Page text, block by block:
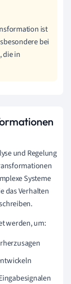
ist
bei
die in
und Regelung
Systeme
das Verhalten
werden, um: